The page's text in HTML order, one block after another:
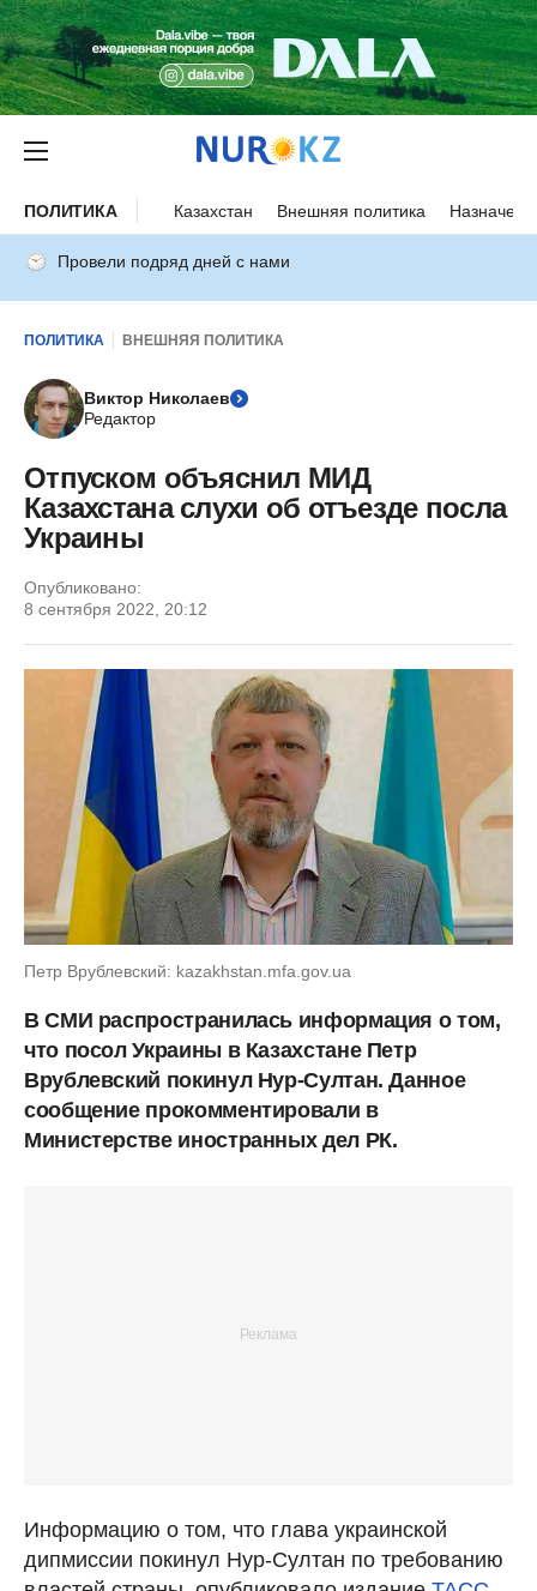
ПОЛИТИКА Казахстан Внешняя политика
Провели подряд дней с нами
ПОЛИТИКА ВНЕШНЯЯ ПОЛИТИКА
Виктор Николаев
Редактор
Отпуском объяснил МИД
Казахстана слухи об отъезде посла
Украины
Опубликовано:
8 сентября 2022, 20:12
Петр Врублевский: kazakhstan.mfa.gov.ua
В СМИ распространилась информация о том,
что посол Украины в Казахстане Петр
Врублевский покинул Нур-Султан. Данное
сообщение прокомментировали в
Министерстве иностранных дел РК.
Информацию о том, что глава украинской
дипмиссии покинул Нур-Султан по требованию